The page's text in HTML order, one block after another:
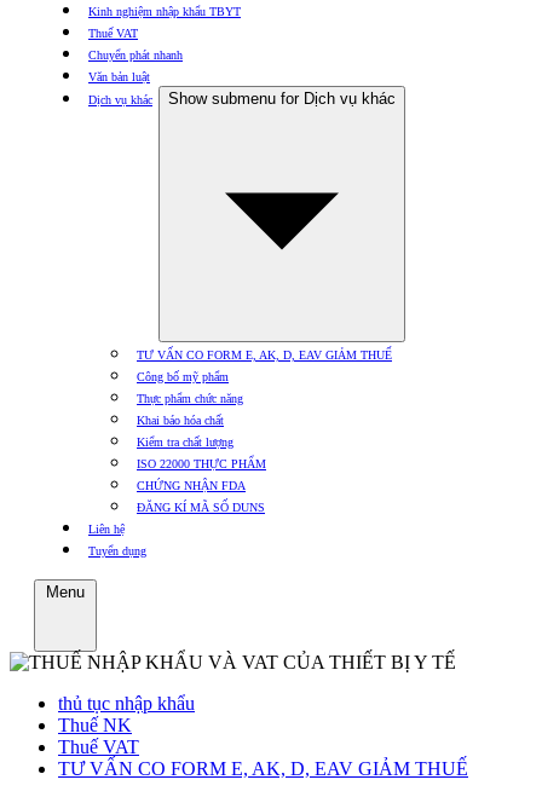
Kinh nghiệm nhập khẩu TBYT
Thuế VAT
Chuyển phát nhanh
Văn bản luật
Dịch vụ khác
Show submenu for Dịch vụ khác
TƯ VẤN CO FORM E, AK, D, EAV GIẢM THUẾ
Công bố mỹ phẩm
Thực phẩm chức năng
Khai báo hóa chất
Kiểm tra chất lượng
ISO 22000 THỰC PHẨM
CHỨNG NHẬN FDA
ĐĂNG KÍ MÃ SỐ DUNS
Liên hệ
Tuyển dụng
Menu
thủ tục nhập khẩu
Thuế NK
Thuế VAT
TƯ VẤN CO FORM E, AK, D, EAV GIẢM THUẾ